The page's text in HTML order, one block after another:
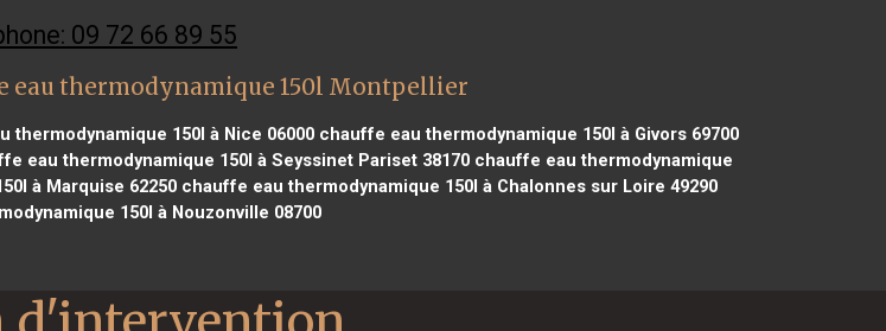
09 72 66 89 55
eau thermodynamique 150l Montpellier
thermodynamique 150l à Nice 06000 chauffe eau thermodynamique 150l à Givors 69700
eau thermodynamique 150l à Seyssinet Pariset 38170 chauffe eau thermodynamique
à Marquise 62250chauffe eau thermodynamique 150l à Chalonnes sur Loire 49290
150l à Nouzonville 08700